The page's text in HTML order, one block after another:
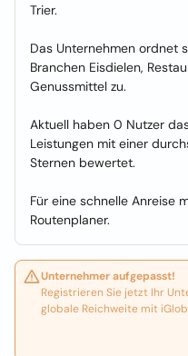
Trier.
Das Unternehmen ordnet
Branchen Eisdielen,
Genussmittel zu.
Aktuell haben 0 Nutzer
Leistungen mit einer
Sternen bewertet.
Für eine schnelle Anreise
Routenplaner.
Unternehmer aufgepasst!
Registrieren Sie jetzt Ihr
globale Reichweite mit